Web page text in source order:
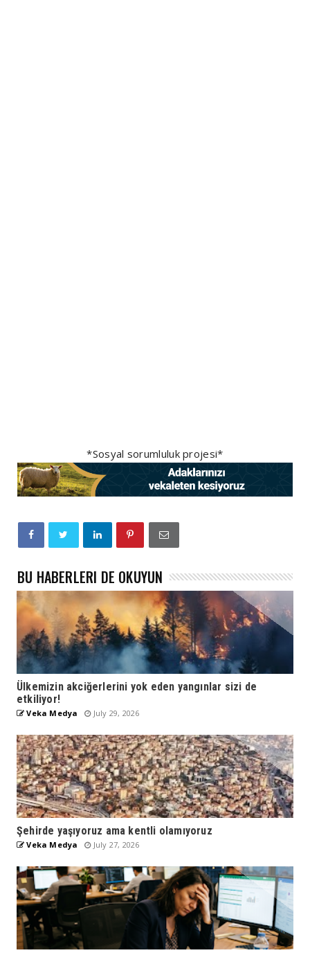
*Sosyal sorumluluk projesi*
BU HABERLERI DE OKUYUN
Ülkemizin akciğerlerini yok eden yangınlar sizi de
etkiliyor!
Veka Medya July 29, 2026
Şehirde yaşıyoruz ama kentli olamıyoruz
Veka Medya July 27, 2026